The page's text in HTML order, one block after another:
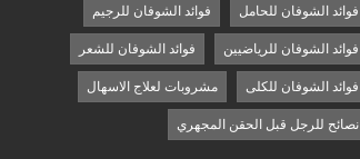
فوائد الشوفان للحامل فوائد الشوفان للرجيم
فوائد الشوفان للرياضيين فوائد الشوفان للشعر
فوائد الشوفان للكلى مشروبات لعلاج الاسهال
نصائح للرجل قبل الحقن المجهري